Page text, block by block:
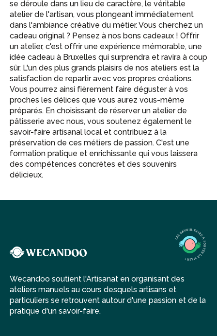
se déroule dans un lieu de caractère, le véritable
atelier de l'artisan, vous plongeant immédiatement
dans l'ambiance créative du métier. Vous cherchez un
cadeau original ? Pensez à nos bons cadeaux ! Offrir
un atelier, c'est offrir une expérience mémorable, une
idée cadeau à Bruxelles qui surprendra et ravira à coup
sûr. L'un des plus grands plaisirs de nos ateliers est la
satisfaction de repartir avec vos propres créations.
Vous pourrez ainsi fièrement faire déguster à vos
proches les délices que vous aurez vous-même
préparés. En choisissant de réserver un atelier de
pâtisserie avec nous, vous soutenez également le
savoir-faire artisanal local et contribuez à la
préservation de ces métiers de passion. C'est une
formation pratique et enrichissante qui vous laissera
des compétences concrètes et des souvenirs
délicieux.
Wecandoo soutient l'Artisanat en organisant des
ateliers manuels au cours desquels artisans et
particuliers se retrouvent autour d'une passion et de la
pratique d'un savoir-faire.